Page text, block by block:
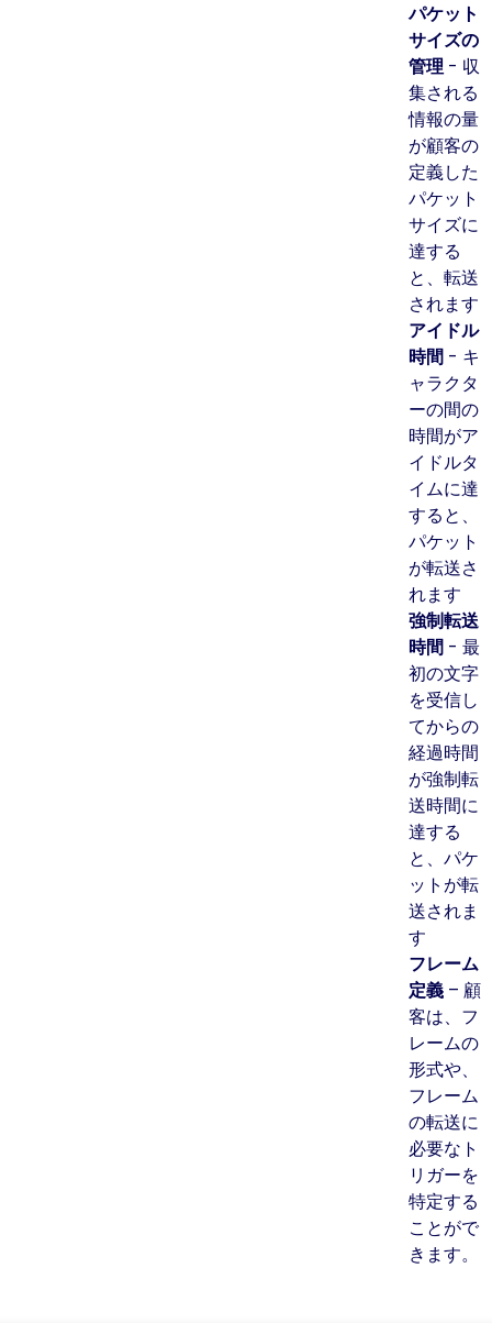
パケット
サイズの
管理- 収
集される
情報の量
が顧客の
定義した
パケット
サイズに
達する
と、転送
されます
アイドル
時間 - キ
ャラクタ
ーの間の
時間がア
イドルタ
イムに達
すると、
パケット
が転送さ
れます
強制転送
時間 - 最
初の文字
を受信し
てからの
経過時間
が強制転
送時間に
達する
と、パケ
ットが転
送されま
す
フレーム
定義 – 顧
客は、フ
レームの
形式や、
フレーム
の転送に
必要なト
リガーを
特定する
ことがで
きます。